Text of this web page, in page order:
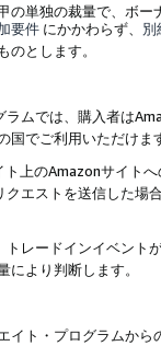
の単独の裁量で、ボー
要件 にかかわらず、 別
のとします。
ムでは、購入者は
でご利用いただけま
上のAmazonサイト
エストを送信した場
レードインイベント
により判断します。
イト・プログラムか